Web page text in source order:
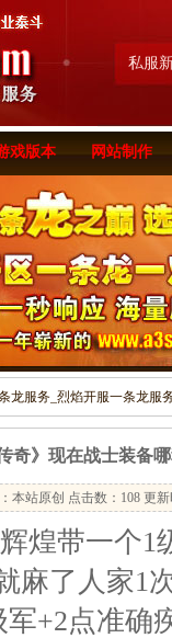
私服
戏版本 网站制作
龙服务_烈焰开服一条龙服
奇》现在战士装备
本站原创 点击数： 108 更
带一个1
麻了人家1
+2点准确